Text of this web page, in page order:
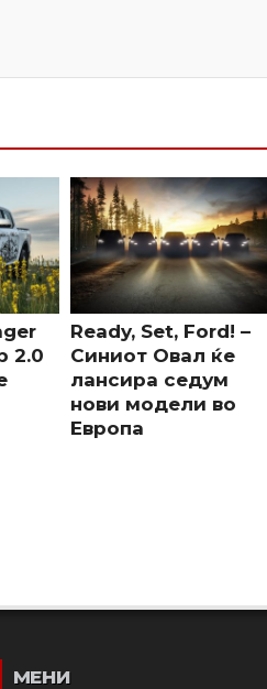
2.0
Ready, Set, Ford! –
Синиот Овал ќе
лансира седум
нови модели во
Европа
МЕНИ